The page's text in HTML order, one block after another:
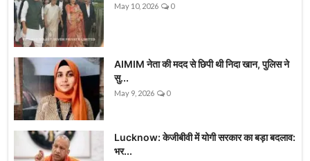
May 10, 2026 0
AIMIM नेता की मदद से छिपी थी निदा खान, पुलिस ने
सु...
May 9, 2026 0
Lucknow: केजीबीवी में योगी सरकार का बड़ा बदलाव:
भर...